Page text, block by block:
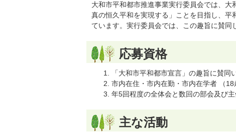
大和市平和都市推進事業実行委員会では、大
真の恒久平和を実現する」ことを目指し、
ています。実行委員会では、この趣旨に賛同
応募資格
「大和市平和都市宣言」の趣旨に賛同
市内在住・市内在勤・市内在学者 （18
年5回程度の全体会と数回の部会及び
主な活動